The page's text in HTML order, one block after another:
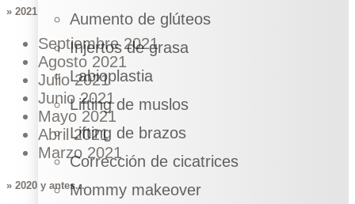
Aumento de glúteos
Injertos de grasa
Labioplastia
Lifting de muslos
Lifting de brazos
Corrección de cicatrices
Mommy makeover
» 2021
Septiembre 2021
Agosto 2021
Julio 2021
Junio 2021
Mayo 2021
Abril 2021
Marzo 2021
» 2020 y antes...